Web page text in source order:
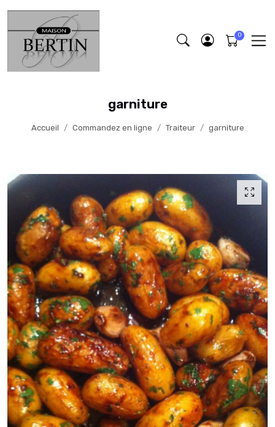
garniture
Accueil Commandez en ligne Traiteur garniture